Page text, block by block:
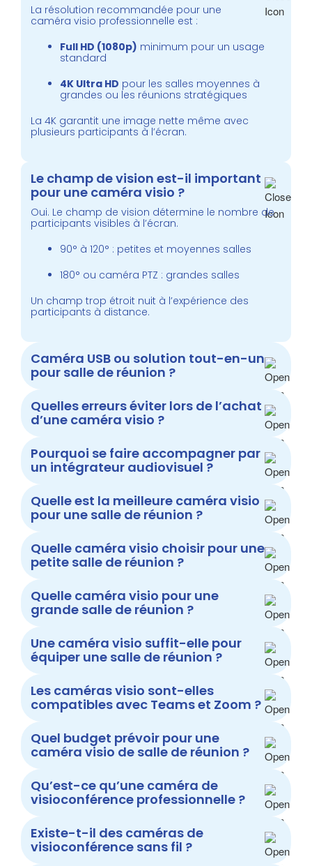
La résolution recommandée pour une
caméra visio professionnelle est :
Full HD (1080p) minimum pour un usage
standard
4K Ultra HD pour les salles moyennes à
grandes ou les réunions stratégiques
La 4K garantit une image nette même avec
plusieurs participants à l’écran.
Le champ de vision est-il important
pour une caméra visio ?
Oui. Le champ de vision détermine le nombre de
participants visibles à l’écran.
90° à 120° : petites et moyennes salles
180° ou caméra PTZ : grandes salles
Un champ trop étroit nuit à l’expérience des
participants à distance.
Caméra USB ou solution tout-en-un
pour salle de réunion ?
Quelles erreurs éviter lors de l’achat
d’une caméra visio ?
Pourquoi se faire accompagner par
un intégrateur audiovisuel ?
Quelle est la meilleure caméra visio
pour une salle de réunion ?
Quelle caméra visio choisir pour une
petite salle de réunion ?
Quelle caméra visio pour une
grande salle de réunion ?
Une caméra visio suffit-elle pour
équiper une salle de réunion ?
Les caméras visio sont-elles
compatibles avec Teams et Zoom ?
Quel budget prévoir pour une
caméra visio de salle de réunion ?
Qu’est-ce qu’une caméra de
visioconférence professionnelle ?
Existe-t-il des caméras de
visioconférence sans fil ?